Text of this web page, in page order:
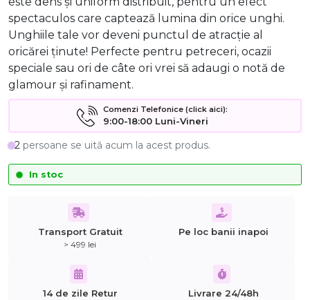
spectaculos care captează lumina din orice unghi.
Unghiile tale vor deveni punctul de atracție al
oricărei ținute! Perfecte pentru petreceri, ocazii
speciale sau ori de câte ori vrei să adaugi o notă de
glamour și rafinament.
Comenzi Telefonice (click aici):
9:00-18:00 Luni-Vineri
2 persoane se uită acum la acest produs.
In stoc
Transport Gratuit
> 499 lei
Pe loc banii inapoi
14 de zile Retur Livrare 24/48h